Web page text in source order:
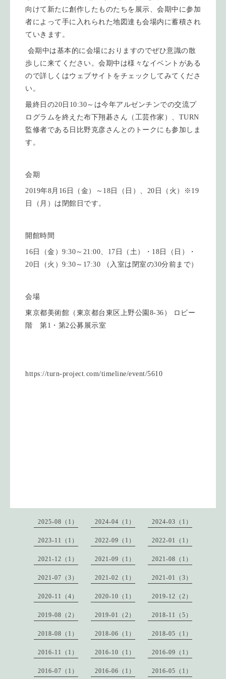
向けて新たに創作したものたちを展示、会期中に参加
者によって手に入れられた地図達も会場内に蓄積され
ていきます。
会期中は基本的に会場におりますのでぜひ意識の散
歩しに来てください。会期中は様々なイベントがある
ので詳しくはウェブサイトをチェックしてみてくださ
い。
最終日の20日10:30～は今年アルゼンチンでの交流プ
ログラムを終えた布下翔碁さん（工芸作家）、TURN
監修者である日比野克彦さんとのトークにも参加しま
す。
会期
2019年8月16日（金）～18日（日）、20日（火）※19
日（月）は閉館日です。
開館時間
16日（金）9:30～21:00、17日（土）・18日（日）・
20日（火）9:30～17:30 （入室は閉室の30分前まで）
会場
東京都美術館（東京都台東区上野公園8-36） ロビー
階 第1・第2公募展示室
https://turn-project.com/timeline/event/5610
2025-08（1） 2024-04（1） 2024-03（1）
2023-11（1） 2022-09（1） 2022-01（1）
2021-12（1） 2021-09（1） 2021-08（1）
2021-07（3） 2021-02（1） 2021-01（3）
2020-11（4） 2020-10（1） 2019-12（2）
2019-08（2） 2019-01（2） 2018-11（5）
2018-08（1） 2018-06（1） 2018-05（1）
2016-11（1） 2016-10（1） 2016-09（1）
2016-07（1） 2016-06（1） 2016-05（1）